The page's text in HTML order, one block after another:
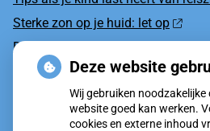
Sterke zon op je huid: let op
Denk je na over een
Twijfel over gender? Hier vind je
Klachten door de eiken-
Deze website
Wij gebruiken
website goed kan werken.
cookies en externe inhoud